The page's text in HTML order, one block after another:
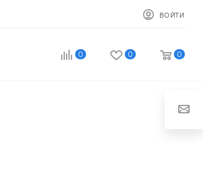
ВОЙТИ
0 0 0